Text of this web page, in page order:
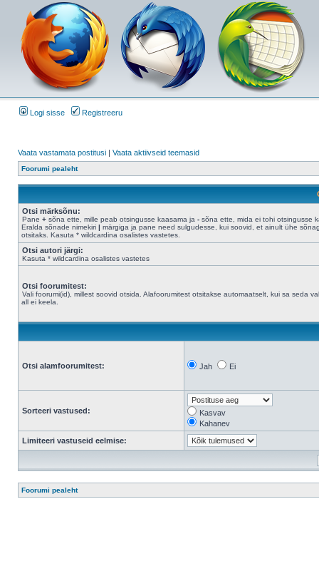
Logi sisse Registreeru
Vaata vastamata postitusi | Vaata aktiivseid teemasid
Foorumi pealeht
Otsi märksõnu:
Pane + sõna ette, mille peab otsingusse kaasama ja - sõna ette, mida ei tohi otsingusse
Eralda sõnade nimekiri | märgiga ja pane need sulgudesse, kui soovid, et ainult ühe
otsitaks. Kasuta * wildcardina osalistes vastetes.
Otsi autori järgi:
Kasuta * wildcardina osalistes vastetes
Otsi foorumitest:
Vali foorumi(id), millest soovid otsida. Alafoorumitest otsitakse automaatselt, kui sa seda
all ei keela.
Otsi alamfoorumitest: Jah Ei
Sorteeri vastused:
Kasvav
Kahanev
Limiteeri vastuseid eelmise:
Foorumi pealeht